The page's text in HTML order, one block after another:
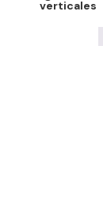
verticales